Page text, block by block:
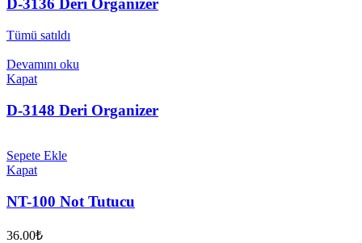
D-3136 Deri Organizer
Tümü satıldı
Devamını oku
Kapat
D-3148 Deri Organizer
Sepete Ekle
Kapat
NT-100 Not Tutucu
36.00₺